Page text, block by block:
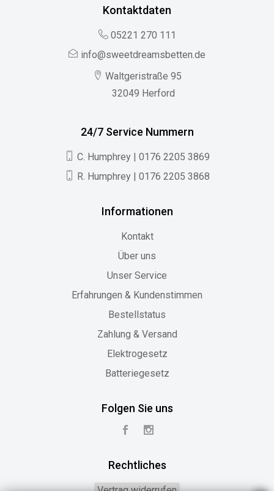
Kontaktdaten
05221 270 111
info@sweetdreamsbetten.de
Waltgeristraße 95
32049 Herford
24/7 Service Nummern
C. Humphrey | 0176 2205 3869
R. Humphrey | 0176 2205 3868
Informationen
Kontakt
Über uns
Unser Service
Erfahrungen & Kundenstimmen
Bestellstatus
Zahlung & Versand
Elektrogesetz
Batteriegesetz
Folgen Sie uns
Rechtliches